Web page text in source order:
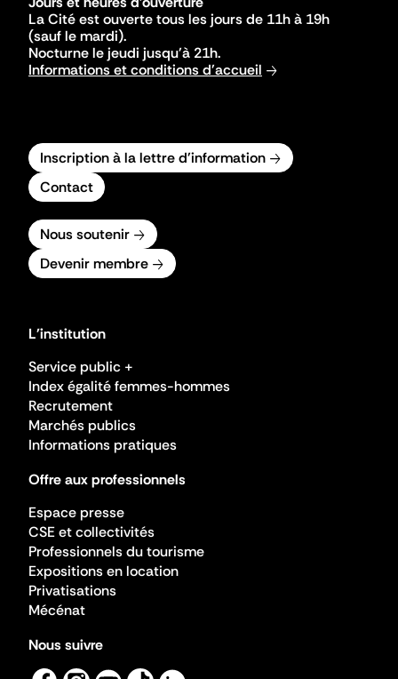
La Cité est ouverte tous les jours de 11h à 19h
(sauf le mardi).
Nocturne le jeudi jusqu'à 21h.
Informations et conditions d'accueil
Inscription à la lettre d'information
Contact
Nous soutenir
Devenir membre
L'institution
Service public +
Index égalité femmes-hommes
Recrutement
Marchés publics
Informations pratiques
Offre aux professionnels
Espace presse
CSE et collectivités
Professionnels du tourisme
Expositions en location
Privatisations
Mécénat
Nous suivre